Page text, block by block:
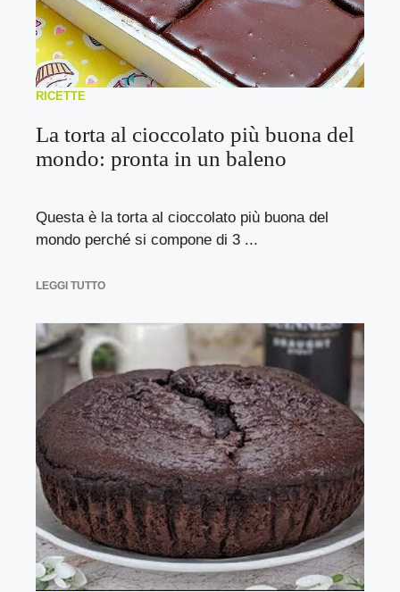
RICETTE
La torta al cioccolato più buona del
mondo: pronta in un baleno
Questa è la torta al cioccolato più buona del
mondo perché si compone di 3 ...
LEGGI TUTTO